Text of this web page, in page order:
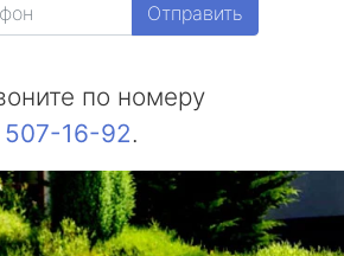
Отправить
по номеру
507-16-92.